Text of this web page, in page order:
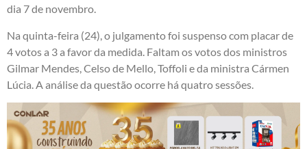
dia 7 de novembro.
Na quinta-feira (24), o julgamento foi suspenso com placar de
4 votos a 3 a favor da medida. Faltam os votos dos ministros
Gilmar Mendes, Celso de Mello, Toffoli e da ministra Cármen
Lúcia. A análise da questão ocorre há quatro sessões.